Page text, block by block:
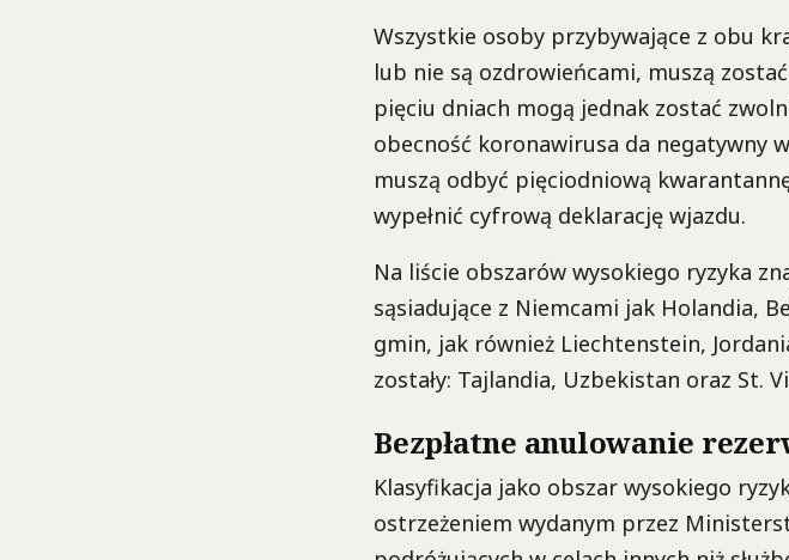
Wszystkie osoby przybywające z obu
lub nie są ozdrowieńcami, muszą
pięciu dniach mogą jednak zostać
obecność koronawirusa da negatywny
muszą odbyć pięciodniową
wypełnić cyfrową deklarację wjazdu.
Na liście obszarów wysokiego ryzyka
sąsiadujące z Niemcami jak Holandia,
gmin, jak również Liechtenstein,
zostały: Tajlandia, Uzbekistan oraz St.
Bezpłatne anulowanie
Klasyfikacja jako obszar wysokiego
ostrzeżeniem wydanym przez